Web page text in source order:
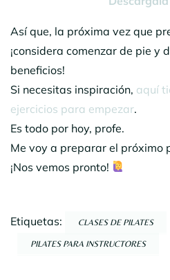
Así que, la próxima vez que
¡considera comenzar de pie y
beneficios!
Si necesitas inspiración, aquí
ejercicios para empezar.
Es todo por hoy, profe.
Me voy a preparar el próximo
¡Nos vemos pronto!
Etiquetas: CLASES DE PILATES
PILATES PARA INSTRUCTORES